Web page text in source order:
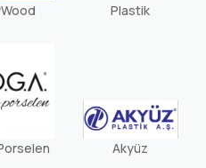
Plastik
Akyüz